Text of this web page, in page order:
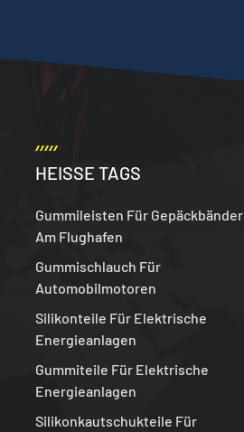
HEISSE TAGS
Gummileisten Für Gepäckbänder
Am Flughafen
Gummischlauch Für
Automobilmotoren
Silikonteile Für Elektrische
Energieanlagen
Gummiteile Für Elektrische
Energieanlagen
Silikonkautschukteile Für